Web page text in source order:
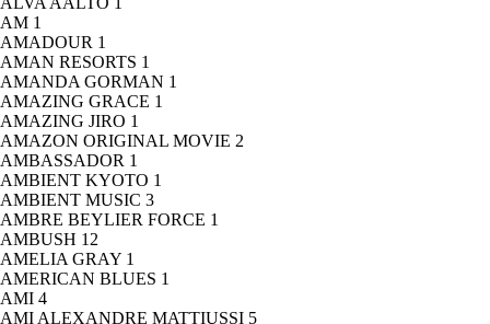
AM 1
AMADOUR 1
AMAN RESORTS 1
AMANDA GORMAN 1
AMAZING GRACE 1
AMAZING JIRO 1
AMAZON ORIGINAL MOVIE 2
AMBASSADOR 1
AMBIENT KYOTO 1
AMBIENT MUSIC 3
AMBRE BEYLIER FORCE 1
AMBUSH 12
AMELIA GRAY 1
AMERICAN BLUES 1
AMI 4
AMI ALEXANDRE MATTIUSSI 5